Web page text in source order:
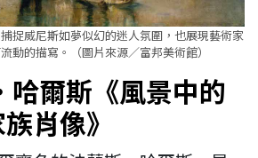
捉威尼斯如夢似幻的迷人氛圍，也展現藝術家
動的描寫。（圖片來源／富邦美術館）
爾斯《風景中的
肖像》